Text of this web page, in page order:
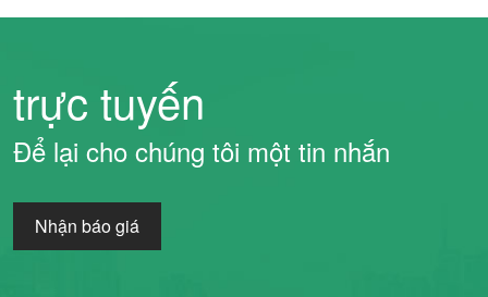
trực tuyến
Để lại cho chúng tôi một tin nhắn
Nhận báo giá